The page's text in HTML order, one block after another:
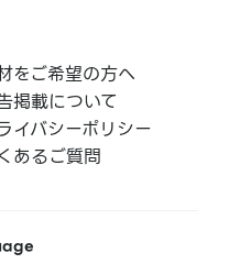
をご希望の方へ
掲載について
イバシーポリシー
あるご質問